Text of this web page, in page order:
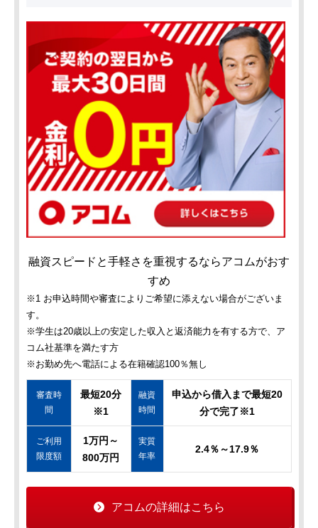
融資スピードと手軽さを重視するならアコムがおす
すめ
※1 お申込時間や審査によりご希望に添えない場合がございま
す。
※学生は20歳以上の安定した収入と返済能力を有する方で、ア
コム社基準を満たす方
※お勤め先へ電話による在籍確認100％無し
審査時
間
最短20分
※1
融資
時間
申込から借入まで最短20
分で完了※1
ご利用
限度額
1万円～
800万円
実質
年率
2.4％～17.9％
アコムの詳細はこちら